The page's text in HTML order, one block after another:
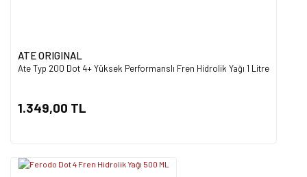
ATE ORIGINAL
Ate Typ 200 Dot 4+ Yüksek Performanslı Fren Hidrolik Yağı 1 Litre
1.349,00 TL